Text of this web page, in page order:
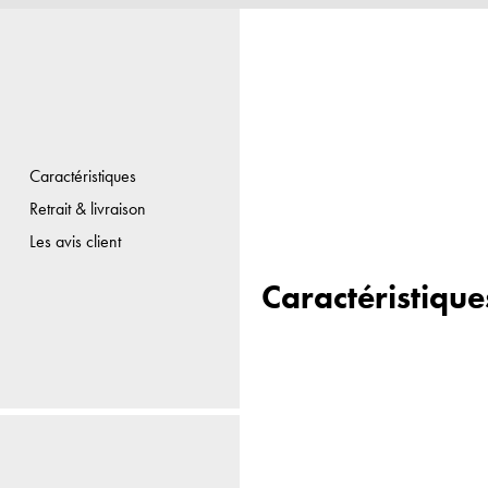
Caractéristiques
Retrait & livraison
Les avis client